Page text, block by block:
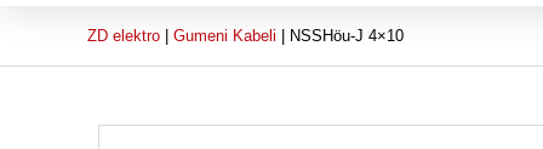
PVC VODIČI PVC
ZD elektro Gumeni Kabeli NSSHöu-J 4×10